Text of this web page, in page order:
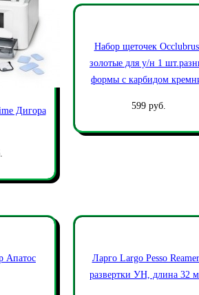
Дигора
Набор щеточек
золотые для у/н 1
формы c карбидом
599 руб.
Апатос
Ларго Largo Pesso
развертки УН, длина 32